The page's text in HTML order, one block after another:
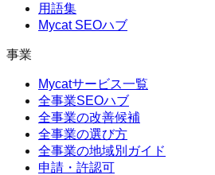
用語集
Mycat SEOハブ
事業
Mycatサービス一覧
全事業SEOハブ
全事業の改善候補
全事業の選び方
全事業の地域別ガイド
申請・許認可